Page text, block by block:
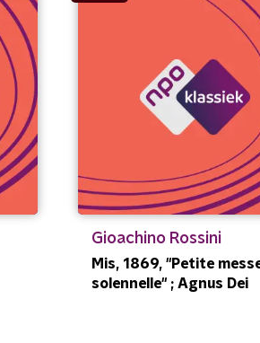
Gioachino Rossini
Mis, 1869, "Petite
solennelle" ; Agnus Dei